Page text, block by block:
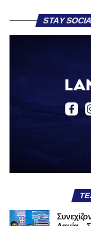
«Ο Α.Ο. Σαρωνικός
περσινή σεζόν
Στο παρελθόν
κατέγραψε 10
επίσης σε Εθνικό και
στις 26 Σεπτεμβρίου
Καλωσορίζουμε τον
STAY